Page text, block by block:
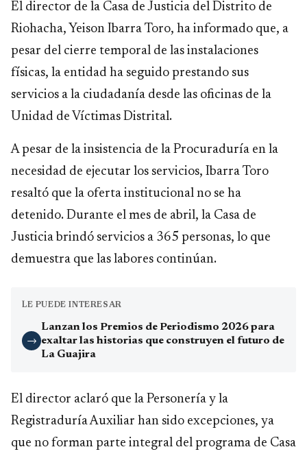
El director de la Casa de Justicia del Distrito de
Riohacha, Yeison Ibarra Toro, ha informado que, a
pesar del cierre temporal de las instalaciones
físicas, la entidad ha seguido prestando sus
servicios a la ciudadanía desde las oficinas de la
Unidad de Víctimas Distrital.
A pesar de la insistencia de la Procuraduría en la
necesidad de ejecutar los servicios, Ibarra Toro
resaltó que la oferta institucional no se ha
detenido. Durante el mes de abril, la Casa de
Justicia brindó servicios a 365 personas, lo que
demuestra que las labores continúan.
LE PUEDE INTERESAR
→
Lanzan los Premios de Periodismo 2026 para
exaltar las historias que construyen el futuro de
La Guajira
El director aclaró que la Personería y la
Registraduría Auxiliar han sido excepciones, ya
que no forman parte integral del programa de Casa